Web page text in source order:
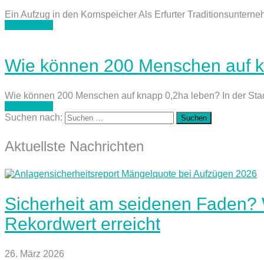
Ein Aufzug in den Kornspeicher Als Erfurter
Wie können 200 Menschen auf
Wie können 200 Menschen auf knapp 0,2ha leben? In der
Suchen nach:
Aktuellste Nachrichten
Sicherheit am seidenen
Rekordwert erreicht
26. März 2026